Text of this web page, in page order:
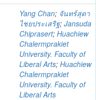
Yang Chan; จันทร์สุดา
ไชยประเสริฐ; Jansuda
Chiprasert; Huachiew
Chalermprakiet
University. Faculty of
Liberal Arts; Huachiew
Chalermprakiet
University. Faculty of
Liberal Arts